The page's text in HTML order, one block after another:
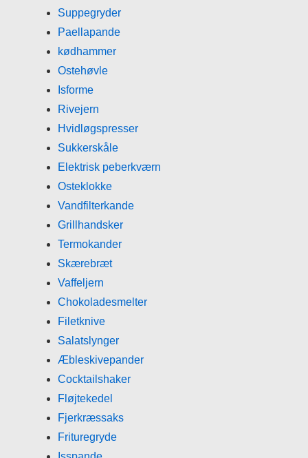
Suppegryder
Paellapande
kødhammer
Ostehøvle
Isforme
Rivejern
Hvidløgspresser
Sukkerskåle
Elektrisk peberkværn
Osteklokke
Vandfilterkande
Grillhandsker
Termokander
Skærebræt
Vaffeljern
Chokoladesmelter
Filetknive
Salatslynger
Æbleskivepander
Cocktailshaker
Fløjtekedel
Fjerkræssaks
Frituregryde